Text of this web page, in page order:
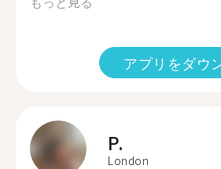
アプリをダウ
P.
London